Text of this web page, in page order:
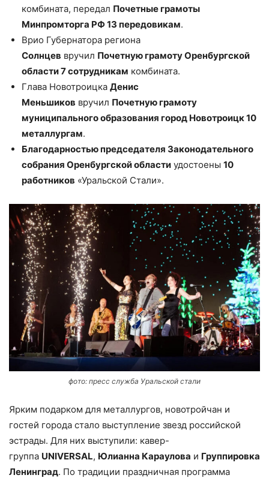
комбината, передал Почетные грамоты
Минпромторга РФ 13 передовикам.
Врио Губернатора региона
Солнцев вручил Почетную грамоту Оренбургской
области 7 сотрудникам комбината.
Глава Новотроицка Денис
Меньшиков вручил Почетную грамоту
муниципального образования город Новотроицк 10
металлургам.
Благодарностью председателя Законодательного
собрания Оренбургской области удостоены 10
работников «Уральской Стали».
фото: пресс служба Уральской стали
Ярким подарком для металлургов, новотройчан и
гостей города стало выступление звезд российской
эстрады. Для них выступили: кавер-
группа UNIVERSAL, Юлианна Караулова и Группировка
Ленинград. По традиции праздничная программа